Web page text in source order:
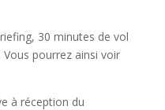
30 minutes de vol
pourrez ainsi voir
à réception du